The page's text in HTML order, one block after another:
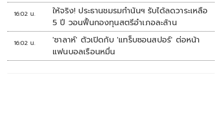
16:02 น.
ให้จริง! ประธานชมรมกำนันฯ รับได้ลดวาระเหลือ
5 ปี วอนฟื้นกองทุนสตรีอำเภอละล้าน
16:02 น.
'ซาลาห์' ตัวเปิดกับ 'แทร็บซอนสปอร์' ต่อหน้า
แฟนบอลเรือนหมื่น